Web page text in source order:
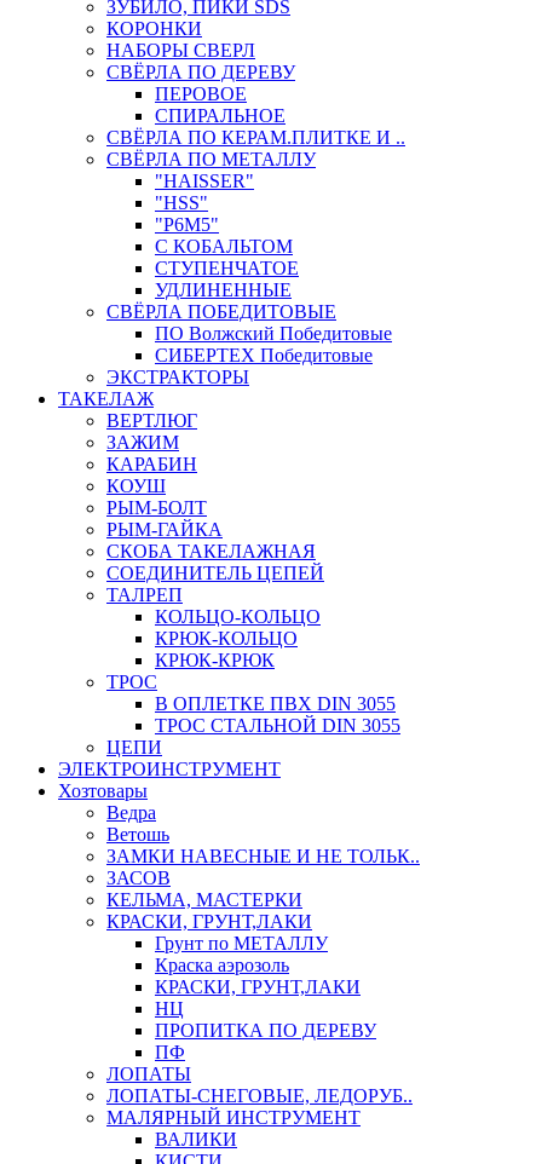
ЗУБИЛО, ПИКИ SDS
КОРОНКИ
НАБОРЫ СВЕРЛ
СВЁРЛА ПО ДЕРЕВУ
ПЕРОВОЕ
СПИРАЛЬНОЕ
СВЁРЛА ПО КЕРАМ.ПЛИТКЕ И ..
СВЁРЛА ПО МЕТАЛЛУ
"HAISSER"
"HSS"
"Р6М5"
С КОБАЛЬТОМ
СТУПЕНЧАТОЕ
УДЛИНЕННЫЕ
СВЁРЛА ПОБЕДИТОВЫЕ
ПО Волжский Победитовые
СИБЕРТЕХ Победитовые
ЭКСТРАКТОРЫ
ТАКЕЛАЖ
ВЕРТЛЮГ
ЗАЖИМ
КАРАБИН
КОУШ
РЫМ-БОЛТ
РЫМ-ГАЙКА
СКОБА ТАКЕЛАЖНАЯ
СОЕДИНИТЕЛЬ ЦЕПЕЙ
ТАЛРЕП
КОЛЬЦО-КОЛЬЦО
КРЮК-КОЛЬЦО
КРЮК-КРЮК
ТРОС
В ОПЛЕТКЕ ПВХ DIN 3055
ТРОС СТАЛЬНОЙ DIN 3055
ЦЕПИ
ЭЛЕКТРОИНСТРУМЕНТ
Хозтовары
Ведра
Ветошь
ЗАМКИ НАВЕСНЫЕ И НЕ ТОЛЬК..
ЗАСОВ
КЕЛЬМА, МАСТЕРКИ
КРАСКИ, ГРУНТ,ЛАКИ
Грунт по МЕТАЛЛУ
Краска аэрозоль
КРАСКИ, ГРУНТ,ЛАКИ
НЦ
ПРОПИТКА ПО ДЕРЕВУ
ПФ
ЛОПАТЫ
ЛОПАТЫ-СНЕГОВЫЕ, ЛЕДОРУБ..
МАЛЯРНЫЙ ИНСТРУМЕНТ
ВАЛИКИ